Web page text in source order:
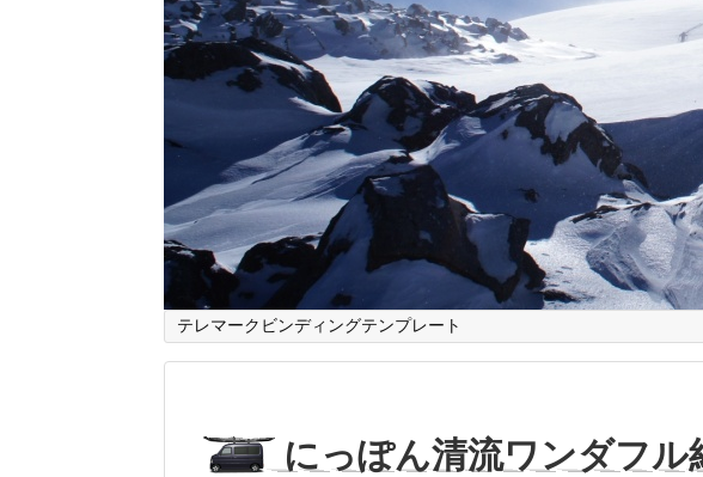
テレマークビンディングテンプレート
にっぽん清流ワンダフル